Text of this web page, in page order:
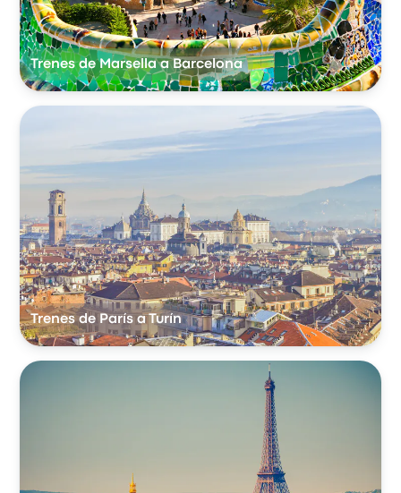
Trenes de Marsella a Barcelona
Trenes de París a Turín